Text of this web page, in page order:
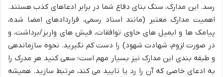
رسد. این مدارک، سنگ بنای دفاع شما در برابر ادعاهای کذب هستند.
اهمیت مدارک معتبر (مانند اسناد رسمی، قراردادهای امضا شده،
پیامک ها و ایمیل های حاوی توافقات، فیش های واریز/برداشت، و
در صورت لزوم، شهادت شهود) را دست کم نگیرید. نحوه سازماندهی
و طبقه بندی این مدارک نیز بسیار مهم است؛ سعی کنید هر مدرک را
به ادعای خاصی که آن را رد یا تایید می کند، مرتبط سازید. همیشه